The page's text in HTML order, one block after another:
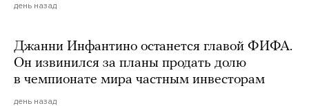
день назад
Джанни Инфантино останется главой ФИФА.
Он извинился за планы продать долю
в чемпионате мира частным инвесторам
день назад